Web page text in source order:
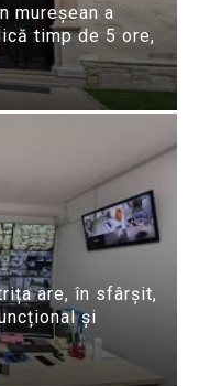
mureșean a
timp de 5 ore,
are, în sfârșit,
și